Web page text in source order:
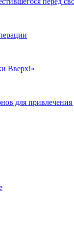
Вверх!»
для привлечения